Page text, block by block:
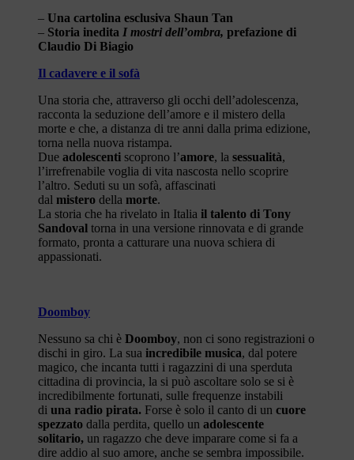
– Una cartolina esclusiva Shaun Tan
– Storia inedita I mostri dell’ombra, prefazione di
Claudio Di Biagio
Il cadavere e il sofà
Una storia che, attraverso gli occhi dell’adolescenza,
racconta la seduzione dell’amore e il mistero della
morte e che, a distanza di tre anni dalla prima edizione,
torna nella nuova ristampa.
Due adolescenti scoprono l’amore, la sessualità,
l’irrefrenabile voglia di vita nascosta nello scoprire
l’altro. Seduti su un sofà, affascinati
dal mistero della morte.
La storia che ha rivelato in Italia il talento di Tony
Sandoval torna in una versione rinnovata e di grande
formato, pronta a catturare una nuova schiera di
appassionati.
Doomboy
Nessuno sa chi è Doomboy, non ci sono registrazioni o
dischi in giro. La sua incredibile musica, dal potere
magico, che incanta tutti i ragazzini di una sperduta
cittadina di provincia, la si può ascoltare solo se si è
incredibilmente fortunati, sulle frequenze instabili
di una radio pirata. Forse è solo il canto di un cuore
spezzato dalla perdita, quello un adolescente
solitario, un ragazzo che deve imparare come si fa a
dire addio al suo amore, anche se sembra impossibile.